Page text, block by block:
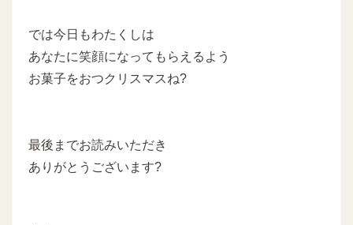
では今日もわたくしは
あなたに笑顔になってもらえるよう
お菓子をおつクリスマスね?
最後までお読みいただき
ありがとうございます?